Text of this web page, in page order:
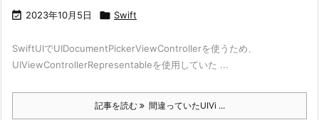
 2023年10月5日  Swift
SwiftUIでUIDocumentPickerViewControllerを使うため、
UIViewControllerRepresentableを使用していた ...
記事を読む 間違っていたUIVi ...